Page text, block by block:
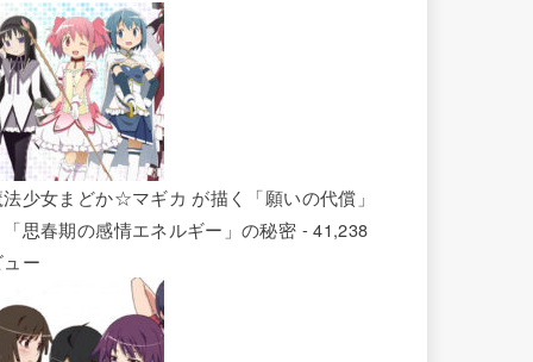
少女まどか☆マギカ が描く「願いの代償」
思春期の感情エネルギー」の秘密 - 41,238
ー